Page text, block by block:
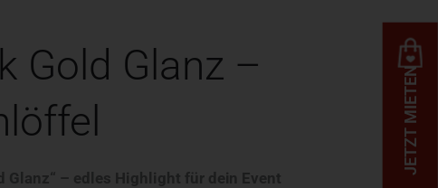
Gold Glanz –
Glanz“ – edles Highlight für dein Event
JETZT MIETEN